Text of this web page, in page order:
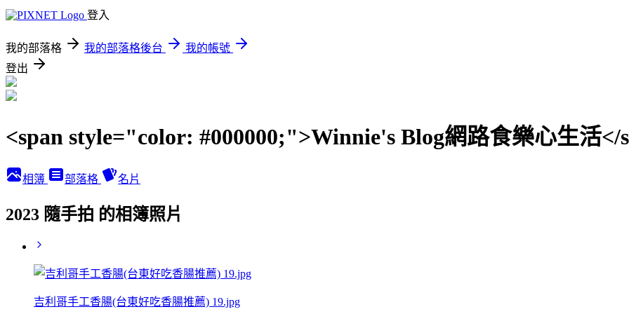
登入
我的部落格 我的部落格後台
我的帳號
登出
<span style="color: #000000;">Winnie's Blog網路食樂心生活</
相簿 部落格 名片
2023 隨手拍 的相簿照片
吉利哥手工香腸(台東好吃香腸推薦) 19.jpg